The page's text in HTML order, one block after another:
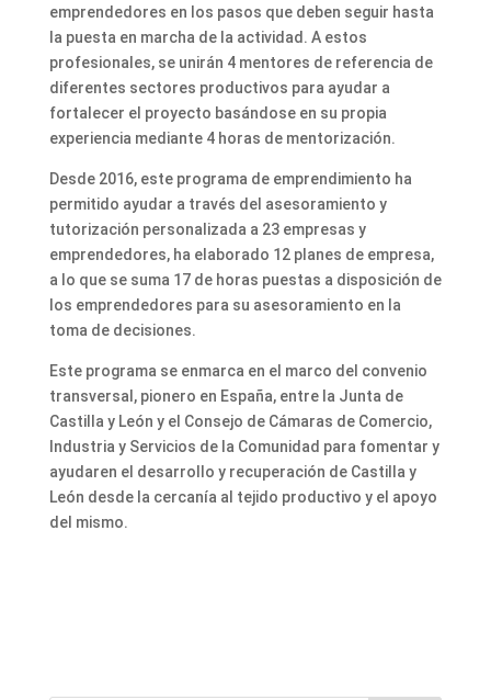
emprendedores en los pasos que deben seguir hasta
la puesta en marcha de la actividad. A estos
profesionales, se unirán 4 mentores de referencia de
diferentes sectores productivos para ayudar a
fortalecer el proyecto basándose en su propia
experiencia mediante 4 horas de mentorización.
Desde 2016, este programa de emprendimiento ha
permitido ayudar a través del asesoramiento y
tutorización personalizada a 23 empresas y
emprendedores, ha elaborado 12 planes de empresa,
a lo que se suma 17 de horas puestas a disposición de
los emprendedores para su asesoramiento en la
toma de decisiones.
Este programa se enmarca en el marco del convenio
transversal, pionero en España, entre la Junta de
Castilla y León y el Consejo de Cámaras de Comercio,
Industria y Servicios de la Comunidad para fomentar y
ayudaren el desarrollo y recuperación de Castilla y
León desde la cercanía al tejido productivo y el apoyo
del mismo.